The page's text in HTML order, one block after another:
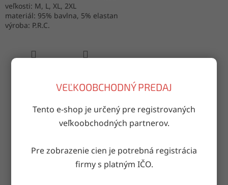
VEĽKOOBCHODNÝ PREDAJ
Tento e-shop je určený pre registrovaných
veľkoobchodných partnerov.
Pre zobrazenie cien je potrebná registrácia
firmy s platným IČO.
veľkosti: M, L, XL, 2XL
materiál: 95% bavlna, 5% elastan
výroba: P.R.C.
Doručenie do druhého dňa
na akúkoľvek adresu
Garancia doručenia